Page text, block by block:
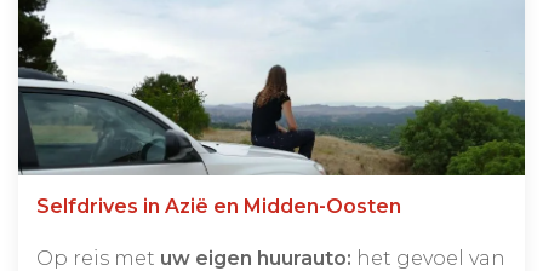
Selfdrives in Azië en Midden-Oosten
Op reis met uw eigen huurauto: het gevoel van